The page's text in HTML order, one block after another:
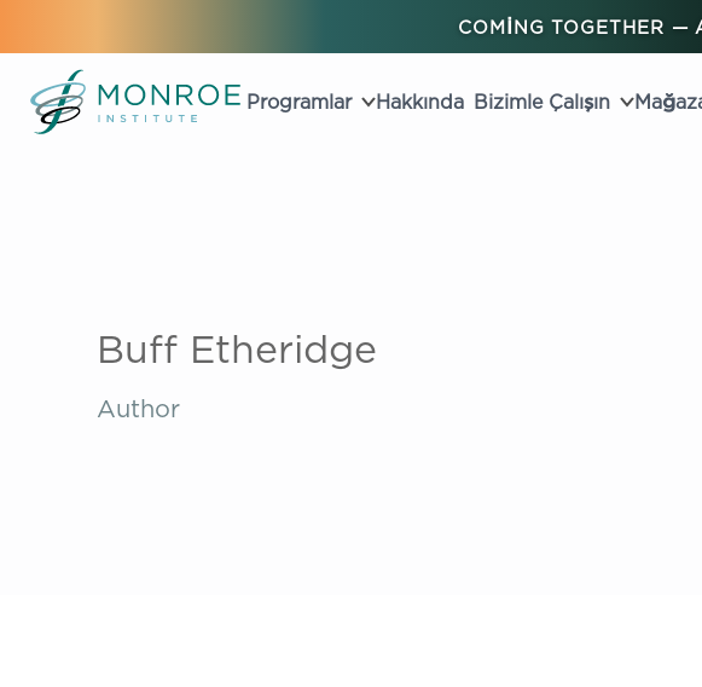
COMING TOGETHER —
Programlar Hakkında Bizimle Çalışın
Buff Etheridge
Author